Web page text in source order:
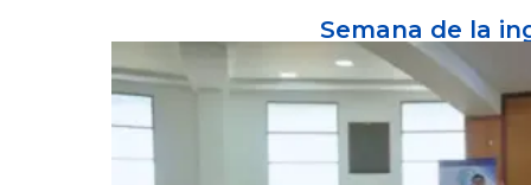
Semana de la